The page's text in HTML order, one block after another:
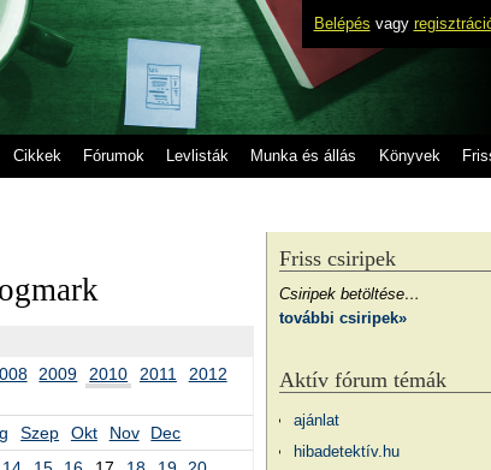
Belépés vagy
Cikkek Fórumok Levlisták Munka és állás Könyvek
2009 2010 2011
2012
Szep Okt Nov
Dec
Friss csiripek
Csiripek betöltése…
további csiripek»
Aktív fórum témák
ajánlat
hibadetektív.hu